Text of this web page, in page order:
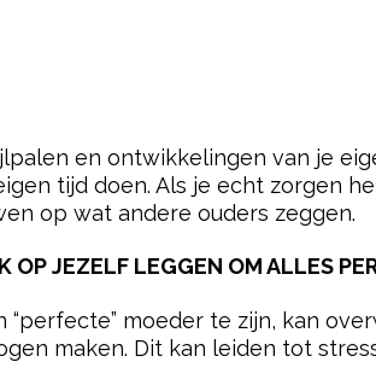
en ontwikkelingen van je
tijd doen. Als je echt zorgen
op wat andere ouders zeggen.
OP JEZELF LEGGEN OM ALLES
“perfecte” moeder te zijn, kan
maken. Dit kan leiden tot